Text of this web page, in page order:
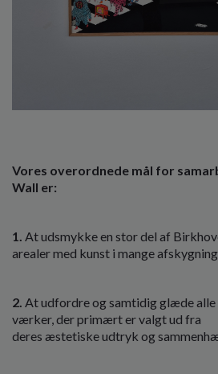
Vores overordnede mål for
Wall er:
1. At udsmykke en stor del af
arealer med kunst i mange
2. At udfordre og samtidig glæde alle
værker, der primært er valgt ud fra
deres æstetiske udtryk og